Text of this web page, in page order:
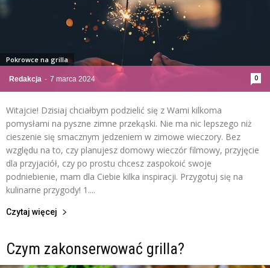
Redakcja - 7 marca 2024 0
Pokrowce na grilla
Witajcie! Dzisiaj chciałbym podzielić się z Wami kilkoma
pomysłami na pyszne zimne przekąski. Nie ma nic lepszego niż
cieszenie się smacznym jedzeniem w zimowe wieczory. Bez
względu na to, czy planujesz domowy wieczór filmowy, przyjęcie
dla przyjaciół, czy po prostu chcesz zaspokoić swoje
podniebienie, mam dla Ciebie kilka inspiracji. Przygotuj się na
kulinarne przygody! 1....
Czytaj więcej
Czym zakonserwować grilla?